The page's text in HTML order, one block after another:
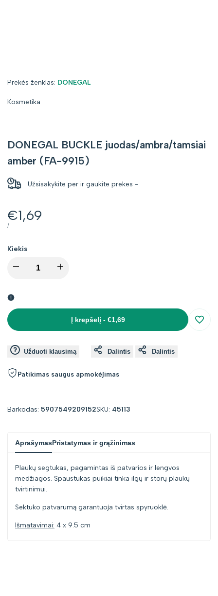
Prekės ženklas: Prekės
DONEGAL
Kosmetika
DONEGAL BUCKLE juodas/ambra/tamsiai
amber (FA-9915)
Užsisakykite per ir gaukite prekes -
Kaina
su
nuolaida
€1,69
VIENETO
/PER
Kiekis
I18n
Missing
value
"product"
kiekį
prekei
{{
I18n
"product"
kiekį
prekei
Į krepšelį - €1,69
Užduoti klausimą Dalintis Dalintis
Patikimas saugus apmokėjimas
Barkodas: 5907549209152SKU: 45113
AprašymasPristatymas ir grąžinimas
Plaukų segtukas, pagamintas iš patvarios ir lengvos
medžiagos. Spaustukas puikiai tinka ilgų ir storų plaukų
tvirtinimui.
Sektuko patvarumą garantuoja tvirtas spyruoklė.
Išmatavimai: 4 x 9.5 cm